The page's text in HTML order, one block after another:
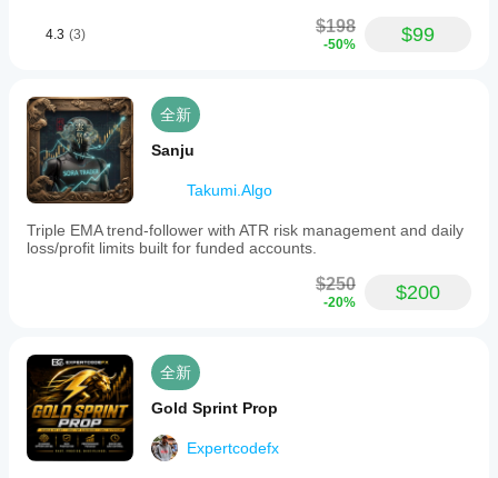
4.3 (3) $198
-50% $99
全新
Sanju
Takumi.Algo
Triple EMA trend-follower with ATR risk management and daily
loss/profit limits built for funded accounts.
$250
-20% $200
全新
Gold Sprint Prop
Expertcodefx